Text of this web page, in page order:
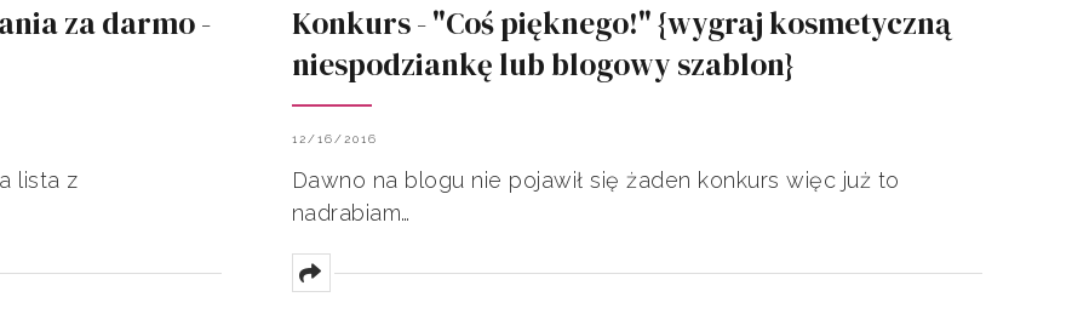
za darmo -
lista z
Konkurs - "Coś pięknego!" {wygraj kosmetyczną
niespodziankę lub blogowy szablon}
12/16/2016
Dawno na blogu nie pojawił się żaden konkurs więc już to
nadrabiam…